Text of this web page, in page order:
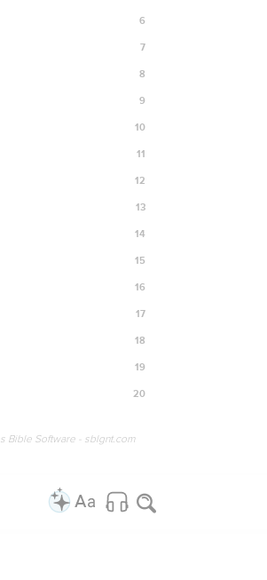
6
7
8
9
10
11
12
13
14
15
16
17
18
19
20
Bible Software - sblgnt.com